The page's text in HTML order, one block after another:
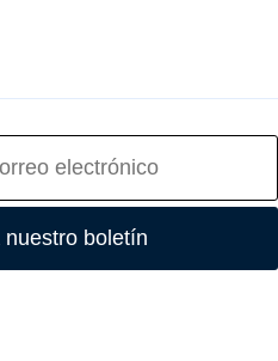
boletín